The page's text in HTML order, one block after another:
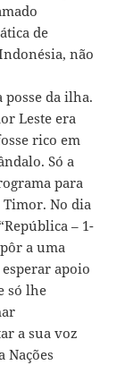
de
não
da ilha.
Leste era
rico em
Só a
para
No dia
– 1-
a uma
apoio
só lhe
a sua voz
Nações